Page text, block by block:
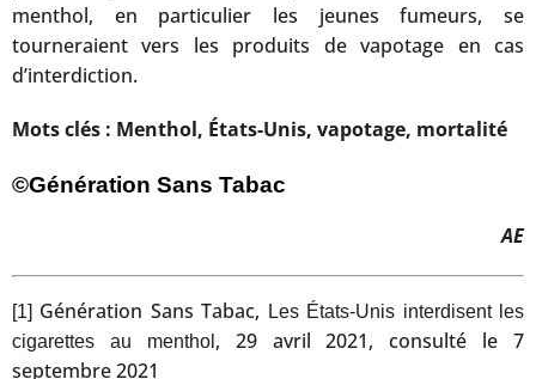
menthol, en particulier les jeunes fumeurs, se
tourneraient vers les produits de vapotage en cas
d’interdiction.
Mots clés : Menthol, États-Unis, vapotage, mortalité
©Génération Sans Tabac
AE
[1] Génération Sans Tabac,
Les États-Unis interdisent les
cigarettes au menthol , 29 avril 2021, consulté le 7
septembre 2021